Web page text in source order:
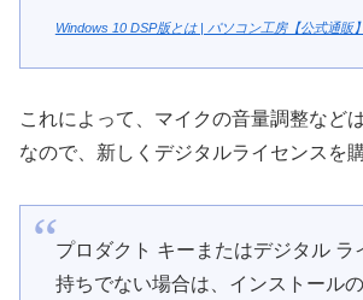
Windows 10 DSP版とは | パソコン工房【公式通販】
これによって、マイクの音量調整など
なので、新しくデジタルライセンスを
プロダクト キーまたはデジタル ラ
持ちでない場合は、インストール